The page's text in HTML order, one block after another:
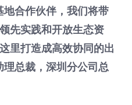
地合作伙伴，我们将带
先实践和开放生态资
里打造成高效协同的出
总裁，深圳分公司总